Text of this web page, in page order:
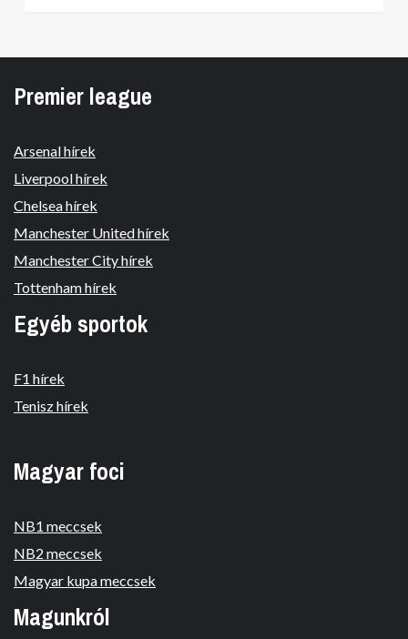
Premier league
Arsenal hírek
Liverpool hírek
Chelsea hírek
Manchester United hírek
Manchester City hírek
Tottenham hírek
Egyéb sportok
F1 hírek
Tenisz hírek
Magyar foci
NB1 meccsek
NB2 meccsek
Magyar kupa meccsek
Magunkról